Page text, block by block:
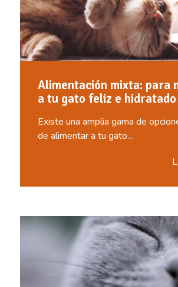
Alimentación mixta: para
a tu gato feliz e hidratado
Existe una amplia gama de
de alimentar a tu gato…